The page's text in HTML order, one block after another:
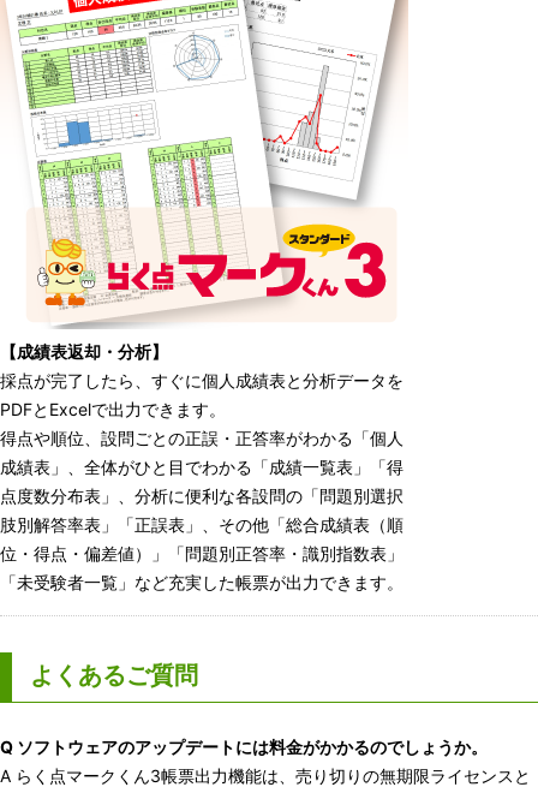
【成績表返却・分析】
採点が完了したら、すぐに個人成績表と分析データを
PDFとExcelで出力できます。
得点や順位、設問ごとの正誤・正答率がわかる「個人
成績表」、全体がひと目でわかる「成績一覧表」「得
点度数分布表」、分析に便利な各設問の「問題別選択
肢別解答率表」「正誤表」、その他「総合成績表（順
位・得点・偏差値）」「問題別正答率・識別指数表」
「未受験者一覧」など充実した帳票が出力できます。
よくあるご質問
Q ソフトウェアのアップデートには料金がかかるのでしょうか。
A らく点マークくん3帳票出力機能は、売り切りの無期限ライセンスと